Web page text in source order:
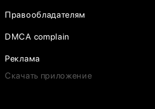
Правообладателям
DMCA complain
Реклама
Скачать приложение